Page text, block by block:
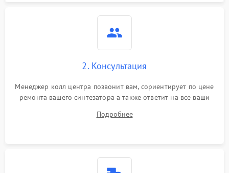
2. Консультация
Менеджер колл центра позвонит вам, сориентирует по цене
ремонта вашего синтезатора а также ответит на все ваши
Подробнее